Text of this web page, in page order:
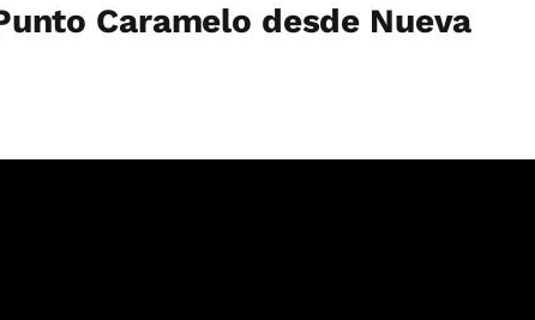
Caramelo desde Nueva